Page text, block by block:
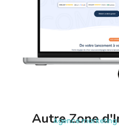
Autre Zone
Agence